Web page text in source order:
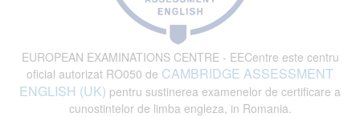
EUROPEAN EXAMINATIONS CENTRE - EECentre este centru
oficial autorizat RO050 de CAMBRIDGE ASSESSMENT
ENGLISH (UK) pentru sustinerea examenelor de certificare a
cunostintelor de limba engleza, in Romania.